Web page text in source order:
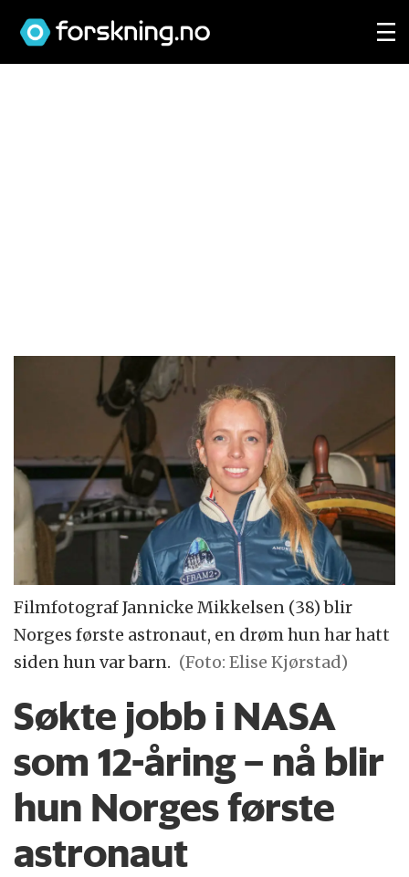
Filmfotograf Jannicke Mikkelsen (38) blir
Norges første astronaut, en drøm hun har hatt
siden hun var barn. (Foto: Elise Kjørstad)
Søkte jobb i NASA
som 12-åring – nå blir
hun Norges første
astronaut